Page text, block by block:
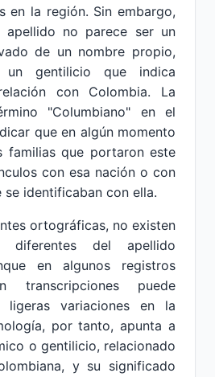
en la región. Sin embargo,
no parece ser un
de un nombre propio,
gentilicio que indica
con Colombia. La
"Columbiano" en el
que en algún momento
familias que portaron este
con esa nación o con
se identificaban con ella.
ortográficas, no existen
diferentes del apellido
en algunos registros
puede
ligeras variaciones en la
por tanto, apunta a
o gentilicio, relacionado
y su significado